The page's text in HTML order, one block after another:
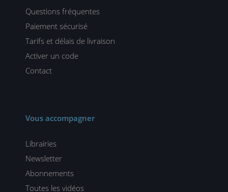
Questions fréquentes
Paiement sécurisé
Tarifs et délais de livraison
Activer un code
Contact
Vous accompagner
Librairies
Newsletter
Abonnements
Toutes les vidéos